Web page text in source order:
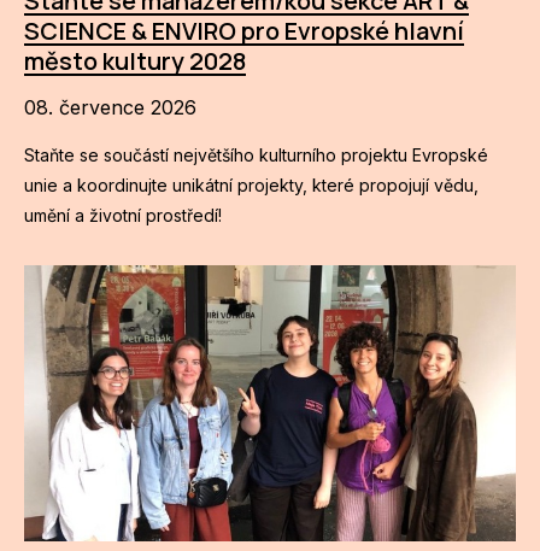
SCIENCE & ENVIRO pro Evropské hlavní
město kultury 2028
08. července 2026
Staňte se součástí největšího kulturního projektu Evropské
unie a koordinujte unikátní projekty, které propojují vědu,
umění a životní prostředí!